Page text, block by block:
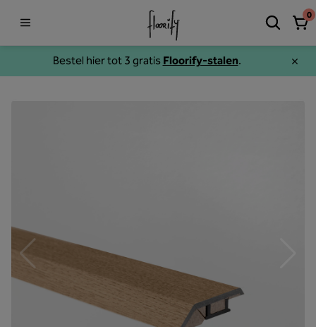
Bestel hier tot 3 gratis Floorify-stalen.
0